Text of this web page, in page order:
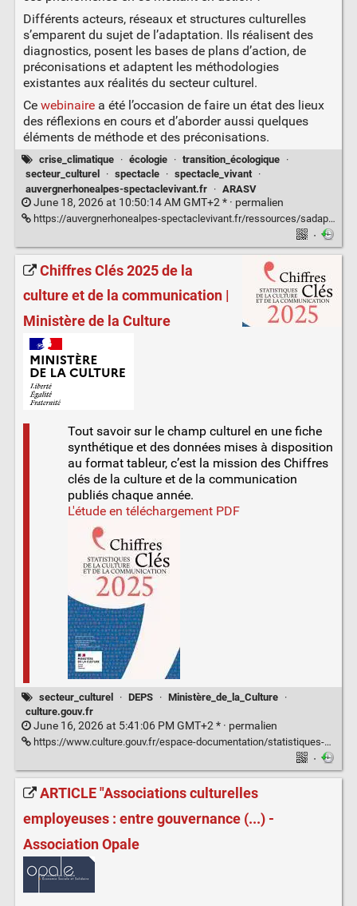
Différents acteurs, réseaux et structures culturelles
s’emparent du sujet de l’adaptation. Ils réalisent des
diagnostics, posent les bases de plans d’action, de
préconisations et adaptent les méthodologies
existantes aux réalités du secteur culturel.
Ce webinairea été l’occasion de faire un état des lieux
des réflexions en cours et d’aborder aussi quelques
éléments de méthode et des préconisations.
crise_climatique · écologie · transition_écologique ·
secteur_culturel
· spectacle · spectacle_vivant ·
auvergnerhonealpes-spectaclevivant.fr
· ARASV
June 18, 2026 at 10:50:14 AM GMT+2 * · permalien
https://auvergnerhonealpes-spectaclevivant.fr/ressources/sadapter-aux-risques-climatiques-comment-se-mettre-en-action/
·
Chiffres Clés 2025 de la
culture et de la communication |
Ministère de la Culture
Tout savoir sur le champ culturel en une fiche
synthétique et des données mises à disposition
au format tableur, c’est la mission des Chiffres
clés de la culture et de la communication
publiés chaque année.
L'étude en téléchargement PDF
secteur_culturel · DEPS · Ministère_de_la_Culture ·
culture.gouv.fr
June 16, 2026 at 5:41:06 PM GMT+2 * · permalien
https://www.culture.gouv.fr/espace-documentation/statistiques-ministerielles-de-la-culture2/publications/chiffres-cles-2025-de-la-culture-et-de-la-communication
·
ARTICLE "Associations culturelles
employeuses : entre gouvernance (...) -
Association Opale